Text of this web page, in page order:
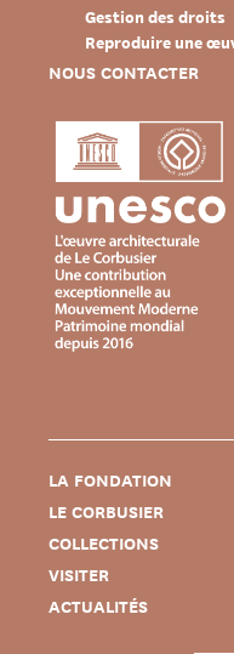
Gestion des droits
Reproduire une
NOUS CONTACTER
LA FONDATION
LE CORBUSIER
COLLECTIONS
VISITER
ACTUALITÉS